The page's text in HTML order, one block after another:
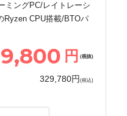
ミングPC/レイトレーシ
Ryzen CPU搭載/BTOパ
円 (税抜)
329,780円 (税込)